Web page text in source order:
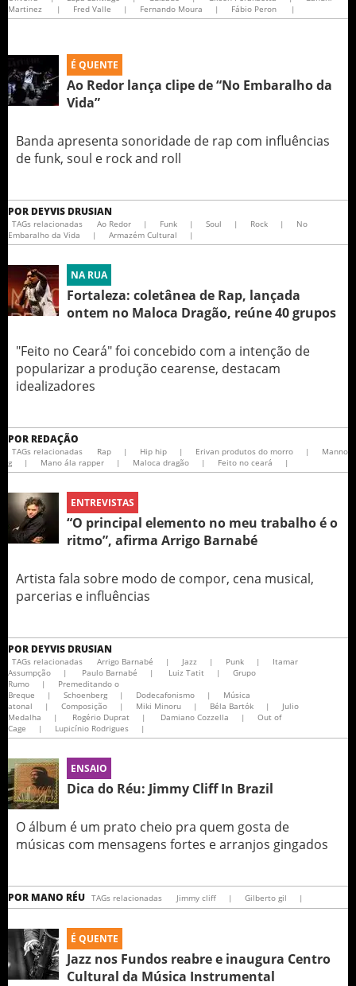
Martinez
| Fred Valle | Fernando Moura | Fábio Peron |
É QUENTE
Ao Redor lança clipe de “No Embaralho da
Vida”
Banda apresenta sonoridade de rap com influências
de funk, soul e rock and roll
POR DEYVIS DRUSIAN
TAGs relacionadas Ao Redor | Funk | Soul | Rock |
No
Embaralho da Vida
| Armazém Cultural |
NA RUA
Fortaleza: coletânea de Rap, lançada
ontem no Maloca Dragão, reúne 40 grupos
"Feito no Ceará" foi concebido com a intenção de
popularizar a produção cearense, destacam
idealizadores
POR REDAÇÃO
TAGs relacionadas Rap | Hip hip | Erivan produtos do morro |
Manno
g
| Mano ála rapper | Maloca dragão | Feito no ceará |
ENTREVISTAS
“O principal elemento no meu trabalho é o
ritmo”, afirma Arrigo Barnabé
Artista fala sobre modo de compor, cena musical,
parcerias e influências
POR DEYVIS DRUSIAN
TAGs relacionadas Arrigo Barnabé | Jazz | Punk |
Itamar
Assumpção
| Paulo Barnabé | Luiz Tatit |
Grupo
Rumo
|
Premeditando o
Breque
| Schoenberg | Dodecafonismo |
Música
atonal
| Composição | Miki Minoru | Béla Bartók |
Julio
Medalha
| Rogério Duprat | Damiano Cozzella |
Out of
Cage
| Lupicínio Rodrigues​ |
ENSAIO
Dica do Réu: Jimmy Cliff In Brazil
O álbum é um prato cheio pra quem gosta de
músicas com mensagens fortes e arranjos gingados
POR MANO RÉU TAGs relacionadas Jimmy cliff | Gilberto gil |
É QUENTE
Jazz nos Fundos reabre e inaugura Centro
Cultural da Música Instrumental